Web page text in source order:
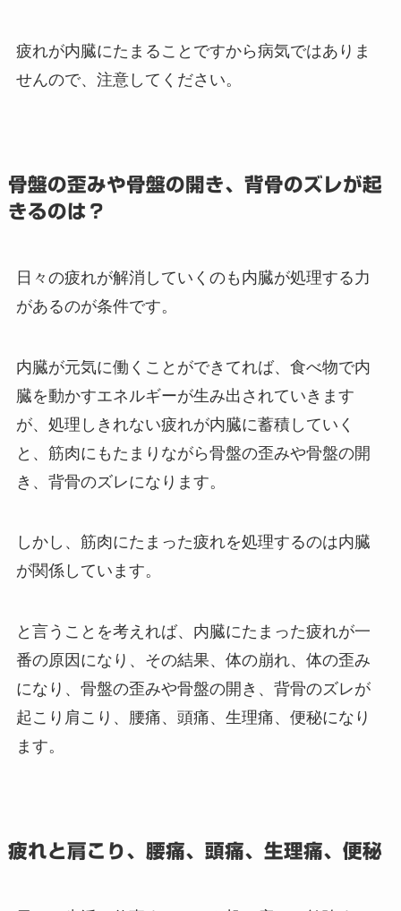
疲れが内臓にたまることですから病気ではありま
せんので、注意してください。
骨盤の歪みや骨盤の開き、背骨のズレが起
きるのは？
日々の疲れが解消していくのも内臓が処理する力
があるのが条件です。
内臓が元気に働くことができてれば、食べ物で内
臓を動かすエネルギーが生み出されていきます
が、処理しきれない疲れが内臓に蓄積していく
と、筋肉にもたまりながら骨盤の歪みや骨盤の開
き、背骨のズレになります。
しかし、筋肉にたまった疲れを処理するのは内臓
が関係しています。
と言うことを考えれば、内臓にたまった疲れが一
番の原因になり、その結果、体の崩れ、体の歪み
になり、骨盤の歪みや骨盤の開き、背骨のズレが
起こり肩こり、腰痛、頭痛、生理痛、便秘になり
ます。
疲れと肩こり、腰痛、頭痛、生理痛、便秘